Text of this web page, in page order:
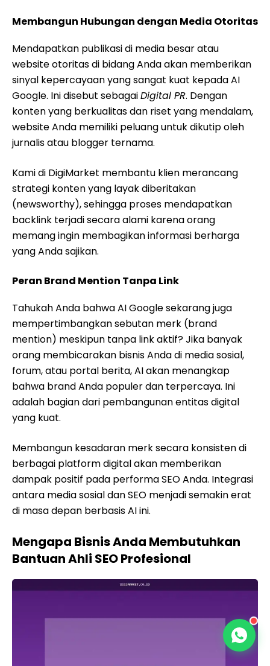
Membangun Hubungan dengan Media Otoritas
Mendapatkan publikasi di media besar atau
website otoritas di bidang Anda akan memberikan
sinyal kepercayaan yang sangat kuat kepada AI
Google. Ini disebut sebagaiDigital PR. Dengan
konten yang berkualitas dan riset yang mendalam,
website Anda memiliki peluang untuk dikutip oleh
jurnalis atau blogger ternama.
Kami di DigiMarket membantu klien merancang
strategi konten yang layak diberitakan
(newsworthy), sehingga proses mendapatkan
backlink terjadi secara alami karena orang
memang ingin membagikan informasi berharga
yang Anda sajikan.
Peran Brand Mention Tanpa Link
Tahukah Anda bahwa AI Google sekarang juga
mempertimbangkan sebutan merk (brand
mention) meskipun tanpa link aktif? Jika banyak
orang membicarakan bisnis Anda di media sosial,
forum, atau portal berita, AI akan menangkap
bahwa brand Anda populer dan terpercaya. Ini
adalah bagian dari pembangunan entitas digital
yang kuat.
Membangun kesadaran merk secara konsisten di
berbagai platform digital akan memberikan
dampak positif pada performa SEO Anda. Integrasi
antara media sosial dan SEO menjadi semakin erat
di masa depan berbasis AI ini.
Mengapa Bisnis Anda Membutuhkan
Bantuan Ahli SEO Profesional